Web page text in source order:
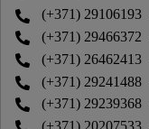
(+371) 29106193
(+371) 29466372
(+371) 26462413
(+371) 29241488
(+371) 29239368
(+371) 20207533